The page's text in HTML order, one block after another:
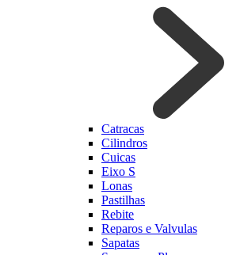
Catracas
Cilindros
Cuicas
Eixo S
Lonas
Pastilhas
Rebite
Reparos e Valvulas
Sapatas